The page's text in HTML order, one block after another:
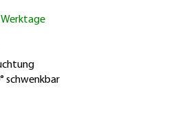
schwenkbar